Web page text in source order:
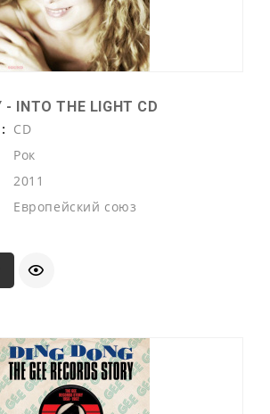
- INTO THE LIGHT CD
CD
Рок
2011
Европейский союз